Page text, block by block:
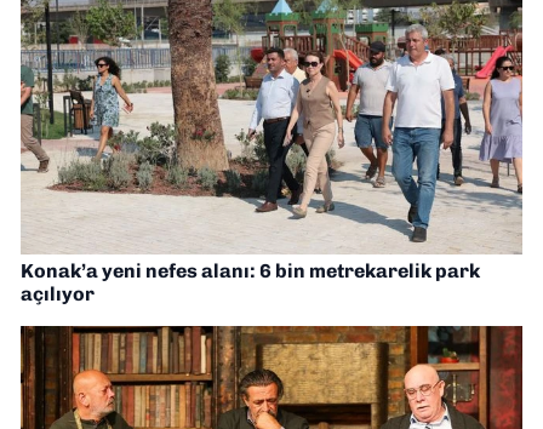
Konak’a yeni nefes alanı: 6 bin metrekarelik park
açılıyor